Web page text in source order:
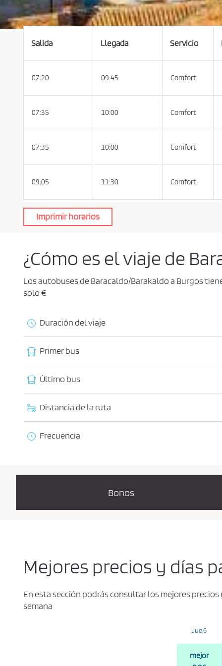
o
n
d
c
i
n
d
p
y
o
l
t
a
p
r
i
v
a
a
*
Salida Llegada Servicio
07:20 09:45 Comfort
07:35 10:00 Comfort
07:35 10:00 Comfort
09:05 11:30 Comfort
Imprimir horarios
¿Cómo es el viaje de
Los autobuses de Baracaldo/Barakaldo a Burgos
solo €
Duración del viaje
Primer bus
Último bus
Distancia de la ruta
Frecuencia
Bonos
Mejores precios y días
En esta sección podrás consultar los mejores
semana
Jue 6
mejor